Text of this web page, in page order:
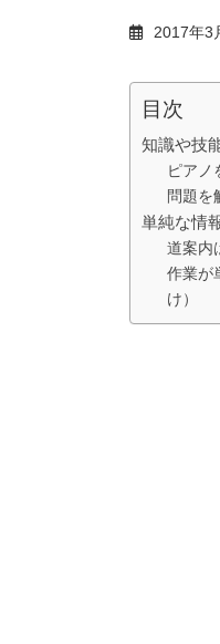
2017年3
目次
知識や技
ピアノ
問題を
単純な情
道案内
作業が
け）